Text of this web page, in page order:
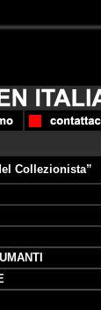
Collezionista”